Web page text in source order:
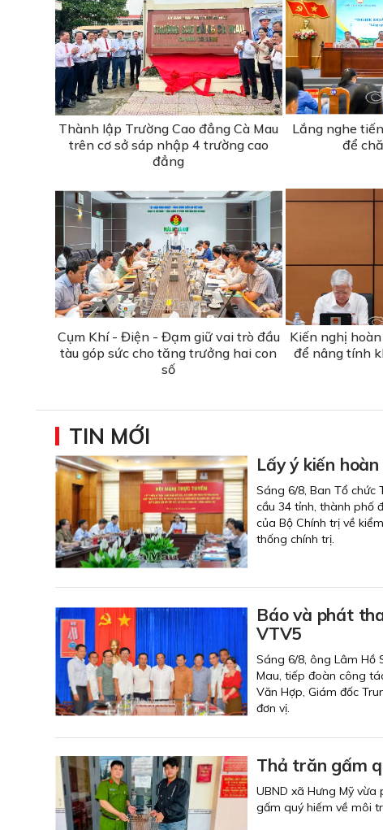
Thành lập Trường Cao đẳng Cà Mau
trên cơ sở sáp nhập 4 trường cao
đẳng
Lắng nghe
để
Cụm Khí - Điện - Đạm giữ vai trò đầu
tàu góp sức cho tăng trưởng hai con
số
Kiến nghị
để nâng tính
TIN MỚI
Lấy ý kiến
Sáng 6/8, Ban Tổ chức
cầu 34 tỉnh, thành phố
của Bộ Chính trị về
thống chính trị.
Báo và phát
VTV5
Sáng 6/8, ông Lâm Hồ
Mau, tiếp đoàn công
Văn Hợp, Giám đốc
đơn vị.
Thả trăn gấm
UBND xã Hưng Mỹ
gấm quý hiếm về môi